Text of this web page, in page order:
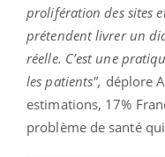
prolifération des sites
prétendent livrer un
réelle. C’est une
les patients", déplore
estimations, 17%
problème de santé